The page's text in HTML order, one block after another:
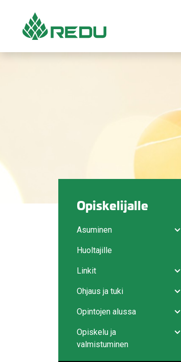
Opiskelijalle
Asuminen
Huoltajille
Linkit
Ohjaus ja tuki
Opintojen alussa
Opiskelu ja
valmistuminen